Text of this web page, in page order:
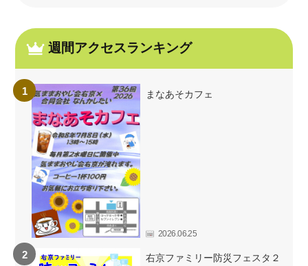
週間アクセスランキング
まなあそカフェ
2026.06.25
右京ファミリー防災フェスタ２